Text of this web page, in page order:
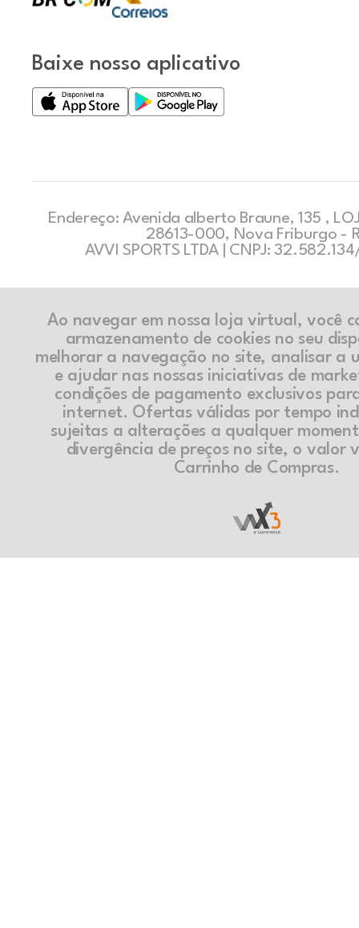
Baixe nosso aplicativo
Endereço: Avenida alberto Braune, 135 ,
28613-000, Nova Friburgo -
AVVI SPORTS LTDA | CNPJ:
Ao navegar em nossa loja virtual, você
armazenamento de cookies no seu
melhorar a navegação no site, analisar a
e ajudar nas nossas iniciativas de
condições de pagamento exclusivos
internet. Ofertas válidas por tempo
sujeitas a alterações a qualquer
divergência de preços no site, o valor
Carrinho de Compras.